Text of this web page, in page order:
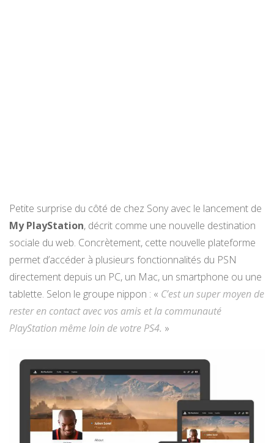
Petite surprise du côté de chez Sony avec le lancement de
My PlayStation, décrit comme une nouvelle destination
sociale du web. Concrètement, cette nouvelle plateforme
permet d’accéder à plusieurs fonctionnalités du PSN
directement depuis un PC, un Mac, un smartphone ou une
tablette. Selon le groupe nippon : « C’est un super moyen de
rester en contact avec vos amis et la communauté
PlayStation même loin de votre PS4. »